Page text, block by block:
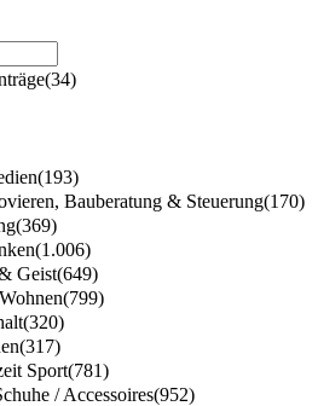
(34)
(193)
Bauberatung & Steuerung(170)
(369)
(1.006)
Geist(649)
(799)
(320)
(317)
Sport(781)
/ Accessoires(952)